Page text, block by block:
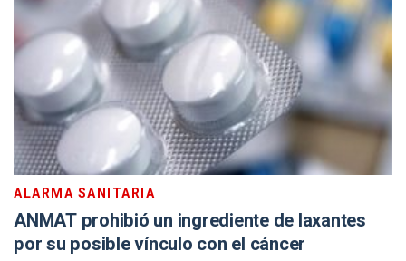
ALARMA SANITARIA
ANMAT prohibió un ingrediente de laxantes
por su posible vínculo con el cáncer